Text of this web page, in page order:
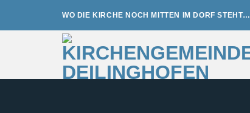
WO DIE KIRCHE NOCH MITTEN IM DORF STEHT…